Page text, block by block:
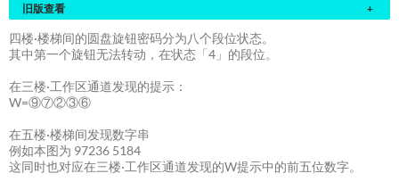
旧版查看 +
四楼·楼梯间的圆盘旋钮密码分为八个段位状态。
其中第一个旋钮无法转动，在状态「4」的段位。
在三楼·工作区通道发现的提示：
W=⑨⑦②③⑥
在五楼·楼梯间发现数字串
例如本图为 97236 5184
这同时也对应在三楼·工作区通道发现的W提示中的前五位数字。